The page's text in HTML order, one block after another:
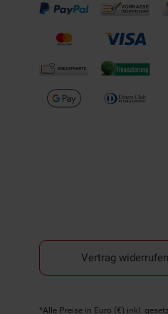
Vertrag widerrufen
*Alle Preise in Euro (€) inkl.